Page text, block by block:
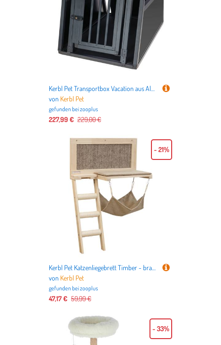
Kerbl Pet Transportbox Vacation aus Alu, graphite - B 55 x T 77 x H 50 cm
von Kerbl Pet
gefunden beizooplus
227,99 € 229,00 €
Kerbl Pet Katzenliegebrett Timber - braun
von Kerbl Pet
gefunden beizooplus
47,17 € 59,99 €
- 21%
- 33%